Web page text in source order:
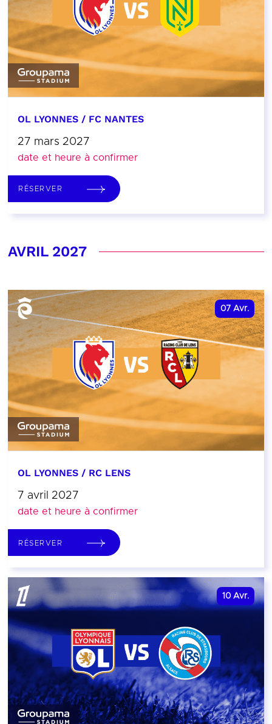
OL LYONNES / FC NANTES
27 mars 2027
date et heure à confirmer
RÉSERVER
AVRIL 2027
07 Avr.
OL LYONNES / RC LENS
7 avril 2027
date et heure à confirmer
RÉSERVER
10 Avr.